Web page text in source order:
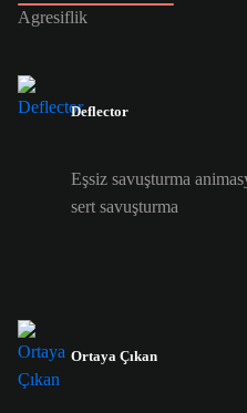
Agresiflik
Deflector
Eşsiz savuşturma
sert savuşturma
Ortaya Çıkan